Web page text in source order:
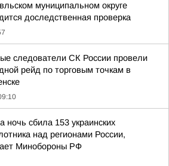
муниципальном округе
доследственная проверка
следователи СК России провели
рейд по торговым точкам в
ночь сбила 153 украинских
над регионами России,
Минобороны РФ